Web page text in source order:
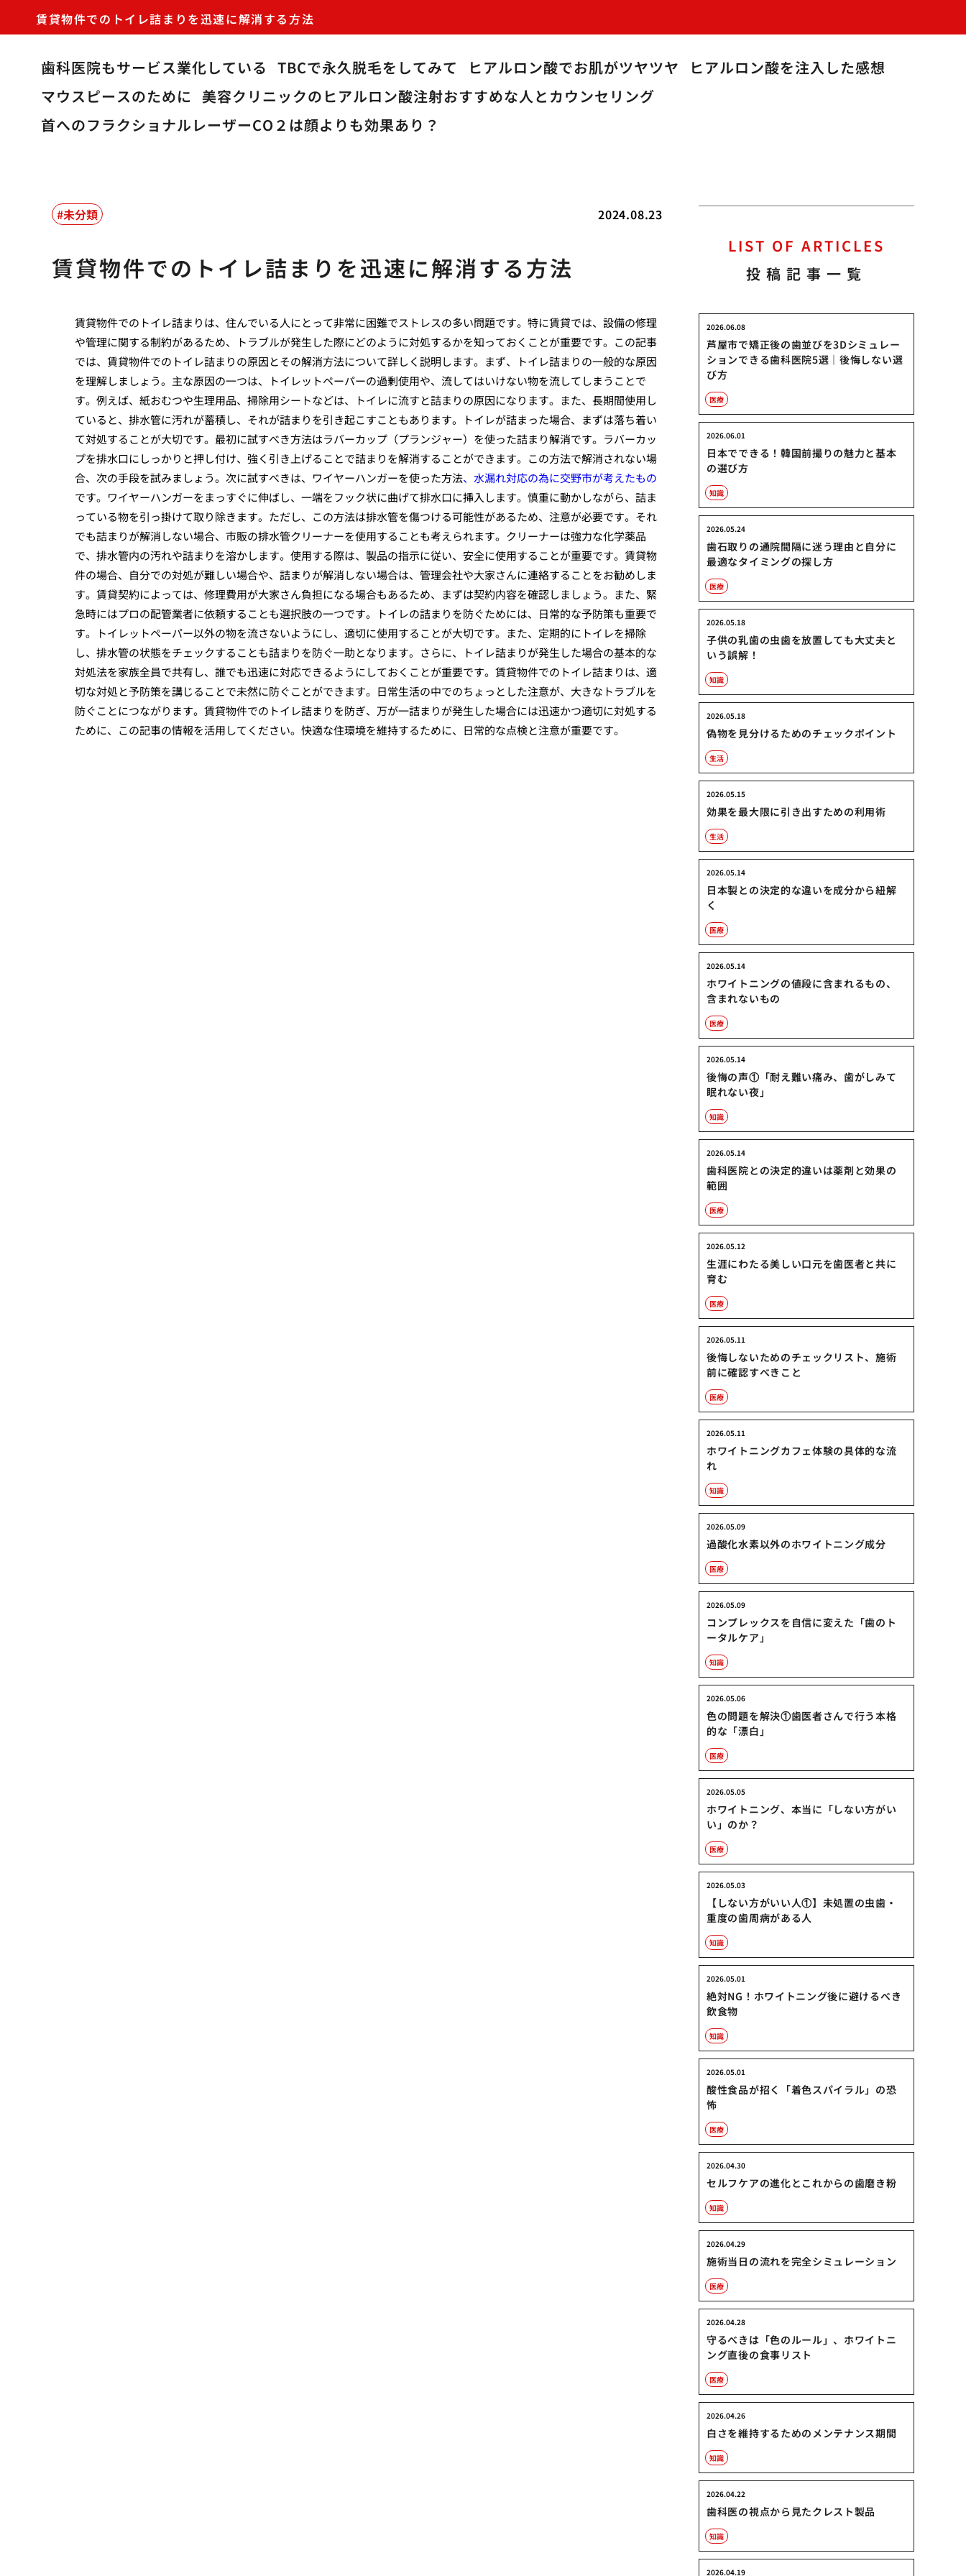
賃貸物件でのトイレ詰まりを迅速に解消する方法
歯科医院もサービス業化している TBCで永久脱毛をしてみて ヒアルロン酸でお肌がツヤツヤ
ヒアルロン酸を注入した感想
マウスピースのために
美容クリニックのヒアルロン酸注射おすすめな人とカウンセリング
首へのフラクショナルレーザーCO２は顔よりも効果あり？
2024.08.23
未分類
賃貸物件でのトイレ詰まりを迅速に解消する方法
賃貸物件でのトイレ詰まりは、住んでいる人にとって非常に困難でストレスの多い問題です。特に賃貸では、設備の修理
や管理に関する制約があるため、トラブルが発生した際にどのように対処するかを知っておくことが重要です。この記事
では、賃貸物件でのトイレ詰まりの原因とその解消方法について詳しく説明します。まず、トイレ詰まりの一般的な原因
を理解しましょう。主な原因の一つは、トイレットペーパーの過剰使用や、流してはいけない物を流してしまうことで
す。例えば、紙おむつや生理用品、掃除用シートなどは、トイレに流すと詰まりの原因になります。また、長期間使用し
ていると、排水管に汚れが蓄積し、それが詰まりを引き起こすこともあります。トイレが詰まった場合、まずは落ち着い
て対処することが大切です。最初に試すべき方法はラバーカップ（プランジャー）を使った詰まり解消です。ラバーカッ
プを排水口にしっかりと押し付け、強く引き上げることで詰まりを解消することができます。この方法で解消されない場
合、次の手段を試みましょう。次に試すべきは、ワイヤーハンガーを使った方法、水漏れ対応の為に交野市が考えたもの
です。ワイヤーハンガーをまっすぐに伸ばし、一端をフック状に曲げて排水口に挿入します。慎重に動かしながら、詰ま
っている物を引っ掛けて取り除きます。ただし、この方法は排水管を傷つける可能性があるため、注意が必要です。それ
でも詰まりが解消しない場合、市販の排水管クリーナーを使用することも考えられます。クリーナーは強力な化学薬品
で、排水管内の汚れや詰まりを溶かします。使用する際は、製品の指示に従い、安全に使用することが重要です。賃貸物
件の場合、自分での対処が難しい場合や、詰まりが解消しない場合は、管理会社や大家さんに連絡することをお勧めしま
す。賃貸契約によっては、修理費用が大家さん負担になる場合もあるため、まずは契約内容を確認しましょう。また、緊
急時にはプロの配管業者に依頼することも選択肢の一つです。トイレの詰まりを防ぐためには、日常的な予防策も重要で
す。トイレットペーパー以外の物を流さないようにし、適切に使用することが大切です。また、定期的にトイレを掃除
し、排水管の状態をチェックすることも詰まりを防ぐ一助となります。さらに、トイレ詰まりが発生した場合の基本的な
対処法を家族全員で共有し、誰でも迅速に対応できるようにしておくことが重要です。賃貸物件でのトイレ詰まりは、適
切な対処と予防策を講じることで未然に防ぐことができます。日常生活の中でのちょっとした注意が、大きなトラブルを
防ぐことにつながります。賃貸物件でのトイレ詰まりを防ぎ、万が一詰まりが発生した場合には迅速かつ適切に対処する
ために、この記事の情報を活用してください。快適な住環境を維持するために、日常的な点検と注意が重要です。
LIST OF ARTICLES
投稿記事一覧
芦屋市で矯正後の歯並びを3Dシミュレー
ションできる歯科医院5選｜後悔しない選
び方
2026.06.08
医療
日本でできる！韓国前撮りの魅力と基本
の選び方
2026.06.01
知識
歯石取りの通院間隔に迷う理由と自分に
最適なタイミングの探し方
2026.05.24
医療
子供の乳歯の虫歯を放置しても大丈夫と
いう誤解！
2026.05.18
知識
偽物を見分けるためのチェックポイント
2026.05.18
生活
効果を最大限に引き出すための利用術
2026.05.15
生活
日本製との決定的な違いを成分から紐解
く
2026.05.14
医療
ホワイトニングの値段に含まれるもの、
含まれないもの
2026.05.14
医療
後悔の声①「耐え難い痛み、歯がしみて
眠れない夜」
2026.05.14
知識
歯科医院との決定的違いは薬剤と効果の
範囲
2026.05.14
医療
生涯にわたる美しい口元を歯医者と共に
育む
2026.05.12
医療
後悔しないためのチェックリスト、施術
前に確認すべきこと
2026.05.11
医療
ホワイトニングカフェ体験の具体的な流
れ
2026.05.11
知識
過酸化水素以外のホワイトニング成分
2026.05.09
医療
コンプレックスを自信に変えた「歯のト
ータルケア」
2026.05.09
知識
色の問題を解決①歯医者さんで行う本格
的な「漂白」
2026.05.06
医療
ホワイトニング、本当に「しない方がい
い」のか？
2026.05.05
医療
【しない方がいい人①】未処置の虫歯・
重度の歯周病がある人
2026.05.03
知識
絶対NG！ホワイトニング後に避けるべき
飲食物
2026.05.01
知識
酸性食品が招く「着色スパイラル」の恐
怖
2026.05.01
医療
セルフケアの進化とこれからの歯磨き粉
2026.04.30
知識
施術当日の流れを完全シミュレーション
2026.04.29
医療
守るべきは「色のルール」、ホワイトニ
ング直後の食事リスト
2026.04.28
医療
白さを維持するためのメンテナンス期間
2026.04.26
知識
歯科医の視点から見たクレスト製品
2026.04.22
知識
2026.04.19